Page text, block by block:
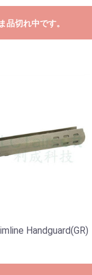
品切れ中です。
Handguard(GR)